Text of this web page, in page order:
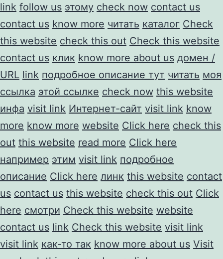
link follow us этому check now contact us
contact us know more читать каталог Check
this website check this out Check this website
contact us клик know more about us домен /
URL link подробное описание тут читать моя
ссылка этой ссылке check now this website
инфа visit link Интернет-сайт visit link know
more know more website Click here check this
out this website read more Click here
например этим visit link подробное
описание Click here линк this website contact
us contact us this website check this out Click
here смотри Check this website website
contact us link Check this website visit link
visit link как-то так know more about us Visit